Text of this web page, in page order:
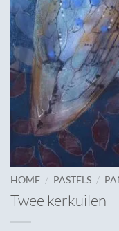
HOME / PASTELS /
Twee kerkuilen